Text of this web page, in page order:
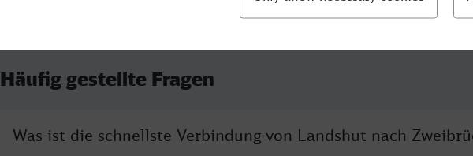
Häufig gestellte Fragen
Was ist die schnellste Verbindung von Landshut nach